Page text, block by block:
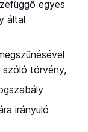
egyes
által
törvény,
irányuló